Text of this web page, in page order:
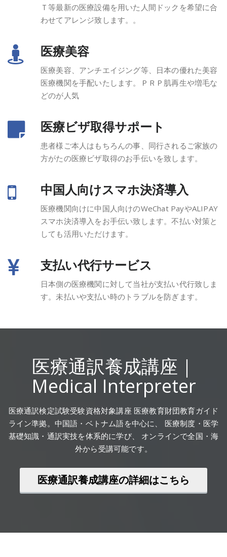
Ｔ等最新の医療設備を用いた人間ドックを希望に合
わせてアレンジ致します。。
医療美容
医療美容、アンチエイジング等、日本の優れた美容
医療機関を手配いたします。ＰＲＰ肌再生や増毛な
どのが人気
医療ビザ取得サポート
患者様ご本人はもちろんの事、同行されるご家族の
方がたの医療ビザ取得のお手伝いを致します。
中国人向けスマホ決済導入
医療機関向けに中国人向けのWeChat PayやALIPAY
スマホ決済導入をお手伝い致します。不払い対策と
しても活用いただけます。
支払い代行サービス
日本側の医療機関に対して当社が支払い代行致しま
す。未払いや支払い時のトラブルを防ぎます。
医療通訳養成講座｜
Medical Interpreter
医療通訳検定試験受験資格対象講座 医療教育財団教育ガイド
ライン準拠。中国語・ベトナム語を中心に、 医療制度・医学
基礎知識・通訳実技を体系的に学び、 オンラインで全国・海
外から受講可能です。
医療通訳養成講座の詳細はこちら